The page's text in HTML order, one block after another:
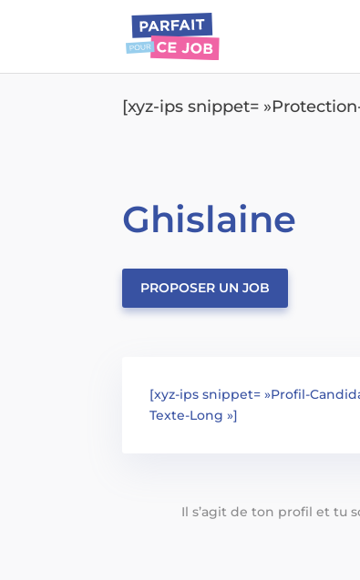
[xyz-ips snippet=
Ghislaine
PROPOSER UN JOB
[xyz-ips snippet= »Profil-
Texte-Long »]
Il s’agit de ton profil et tu